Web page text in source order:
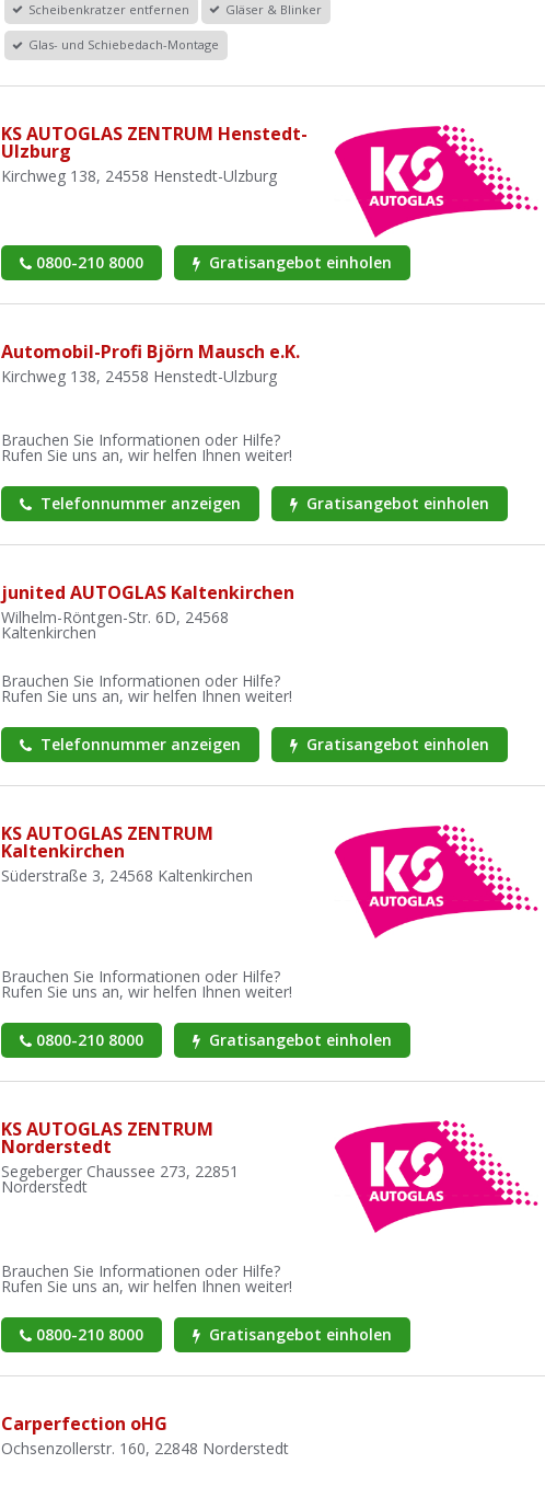
Scheibenkratzer entfernen Gläser & Blinker
Glas- und Schiebedach-Montage
KS AUTOGLAS ZENTRUM Henstedt-
Ulzburg
Kirchweg 138, 24558 Henstedt-Ulzburg
0800-210 8000 Gratisangebot einholen
Automobil-Profi Björn Mausch e.K.
Kirchweg 138, 24558 Henstedt-Ulzburg
Brauchen Sie Informationen oder Hilfe?
Rufen Sie uns an, wir helfen Ihnen weiter!
Telefonnummer anzeigen Gratisangebot einholen
junited AUTOGLAS Kaltenkirchen
Wilhelm-Röntgen-Str. 6D, 24568
Kaltenkirchen
Brauchen Sie Informationen oder Hilfe?
Rufen Sie uns an, wir helfen Ihnen weiter!
Telefonnummer anzeigen Gratisangebot einholen
KS AUTOGLAS ZENTRUM
Kaltenkirchen
Süderstraße 3, 24568 Kaltenkirchen
Brauchen Sie Informationen oder Hilfe?
Rufen Sie uns an, wir helfen Ihnen weiter!
0800-210 8000 Gratisangebot einholen
KS AUTOGLAS ZENTRUM
Norderstedt
Segeberger Chaussee 273, 22851
Norderstedt
Brauchen Sie Informationen oder Hilfe?
Rufen Sie uns an, wir helfen Ihnen weiter!
0800-210 8000 Gratisangebot einholen
Carperfection oHG
Ochsenzollerstr. 160, 22848 Norderstedt